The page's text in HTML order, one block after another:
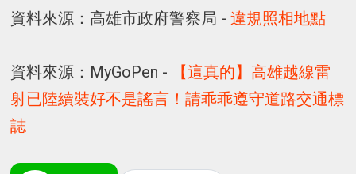
資料來源：高雄市政府警察局 -違規照相地點
資料來源：MyGoPen -
【這真的】高雄越線雷
射已陸續裝好不是謠言！請乖乖遵守道路交通標
誌